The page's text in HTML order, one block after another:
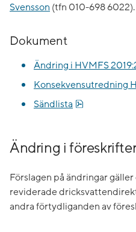
Svensson (tfn 010-698 6022).
Dokument
Ändring i HVMFS
Konsekvensutredning
Sändlista
Ändring i
Förslagen på ändringar
reviderade
andra förtydliganden av